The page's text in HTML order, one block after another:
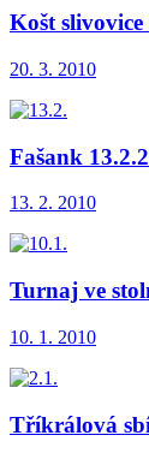
Košt slivovice
20. 3. 2010
Fašank
13. 2. 2010
Turnaj ve
10. 1. 2010
Tříkrálová